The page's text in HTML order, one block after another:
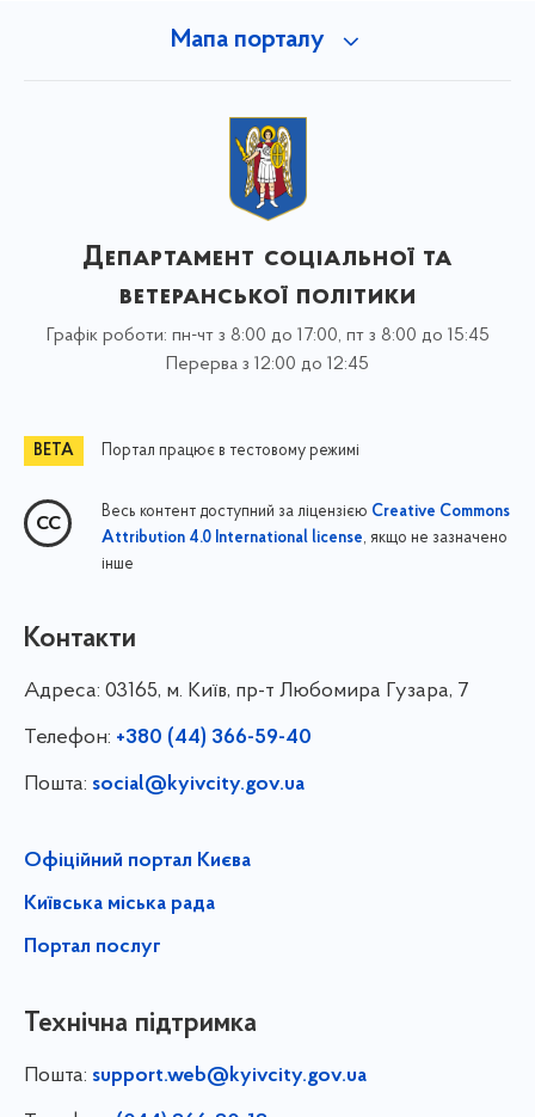
Мапа порталу
Департамент соціальної та
ветеранської політики
Графік роботи: пн-чт з 8:00 до 17:00, пт з 8:00 до 15:45
Перерва з 12:00 до 12:45
Портал працює в тестовому режимі
Весь контент доступний за ліцензією Creative Commons
Attribution 4.0 International license, якщо не зазначено
інше
Контакти
Адреса: 03165, м. Київ, пр-т Любомира Гузара, 7
Телефон: +380 (44) 366-59-40
Пошта: social@kyivcity.gov.ua
Офіційний портал Києва
Київська міська рада
Портал послуг
Технічна підтримка
Пошта: support.web@kyivcity.gov.ua